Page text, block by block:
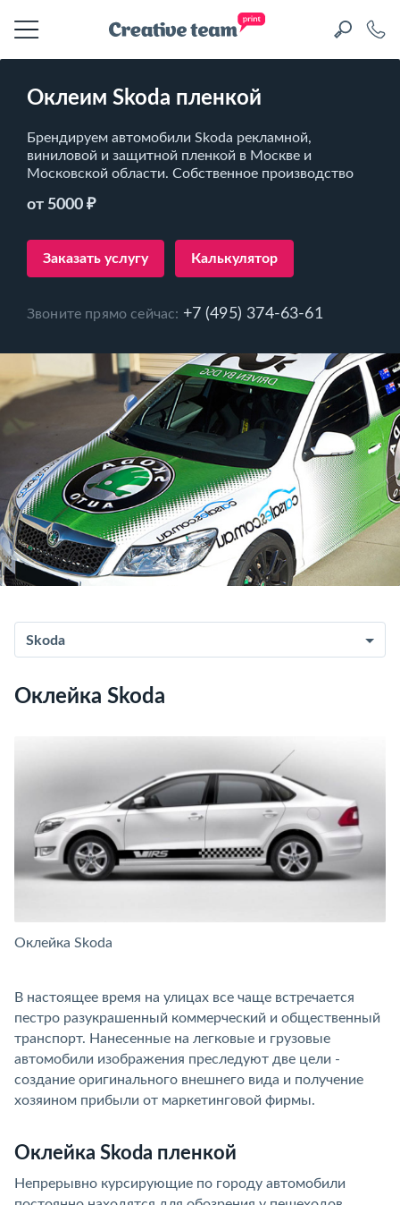
Оклеим Skoda пленкой
Брендируем автомобили Skoda рекламной,
виниловой и защитной пленкой в Москве и
Московской области. Собственное производство
от 5000 ₽
Заказать услугу Калькулятор
Звоните прямо сейчас: +7 (495) 374-63-61
Skoda
Оклейка Skoda
Оклейка Skoda
В настоящее время на улицах все чаще встречается
пестро разукрашенный коммерческий и общественный
транспорт. Нанесенные на легковые и грузовые
автомобили изображения преследуют две цели -
создание оригинального внешнего вида и получение
хозяином прибыли от маркетинговой фирмы.
Оклейка Skoda пленкой
Непрерывно курсирующие по городу автомобили